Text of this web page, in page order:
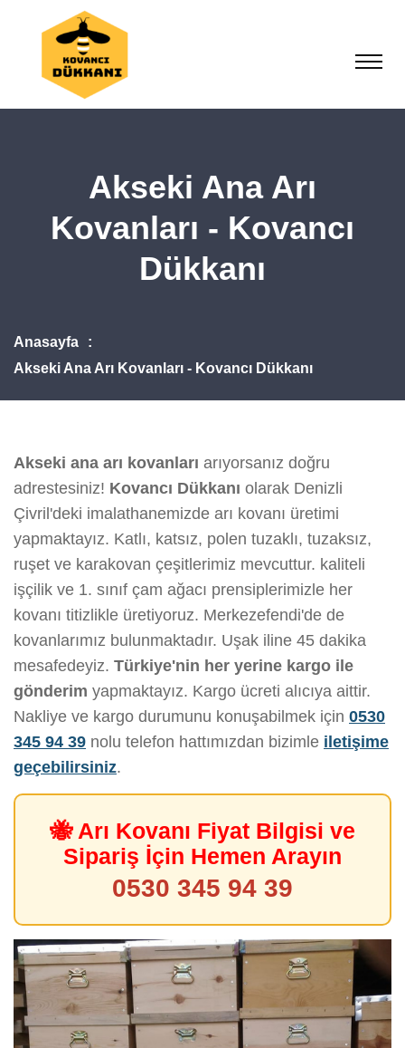
Akseki Ana Arı
Kovanları - Kovancı
Dükkanı
Anasayfa
Akseki Ana Arı Kovanları - Kovancı Dükkanı
Akseki ana arı kovanları arıyorsanız doğru
adrestesiniz! Kovancı Dükkanı olarak Denizli
Çivril'deki imalathanemizde arı kovanı üretimi
yapmaktayız. Katlı, katsız, polen tuzaklı, tuzaksız,
ruşet ve karakovan çeşitlerimiz mevcuttur. kaliteli
işçilik ve 1. sınıf çam ağacı prensiplerimizle her
kovanı titizlikle üretiyoruz. Merkezefendi'de de
kovanlarımız bulunmaktadır. Uşak iline 45 dakika
mesafedeyiz. Türkiye'nin her yerine kargo ile
gönderim yapmaktayız. Kargo ücreti alıcıya aittir.
Nakliye ve kargo durumunu konuşabilmek için 0530
345 94 39 nolu telefon hattımızdan bizimle iletişime
geçebilirsiniz.
🐝 Arı Kovanı Fiyat Bilgisi ve
Sipariş İçin Hemen Arayın
0530 345 94 39